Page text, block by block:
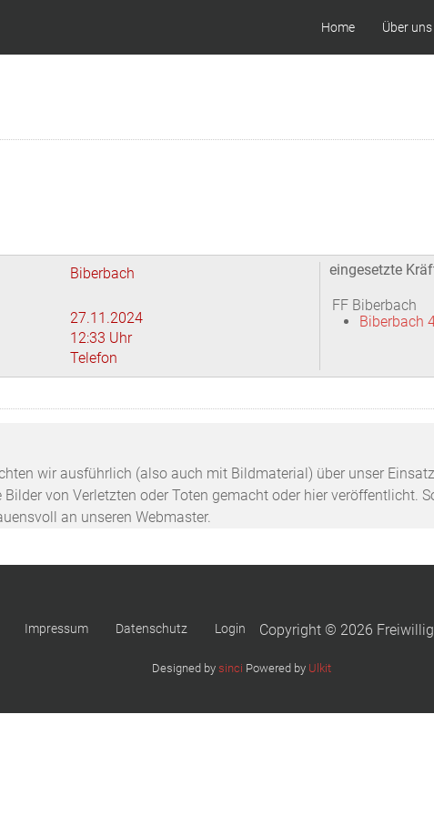
Home Über uns
Biberbach
27.11.2024
12:33 Uhr
Telefon
eingesetzte
FF Biberbach
Biberbach
wir ausführlich (also auch mit Bildmaterial) über unser
von Verletzten oder Toten gemacht oder hier veröffentlicht.
an unseren Webmaster.
Impressum Datenschutz Login Copyright © 2026
Designed by sinci Powered by Ulkit